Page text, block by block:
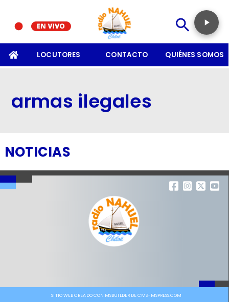
LOCUTORES CONTACTO QUIÉNES SOMOS
armas ilegales
NOTICIAS
SITIO WEB CREADO CON MSBUILDER DE CMS-MSPRESS.COM